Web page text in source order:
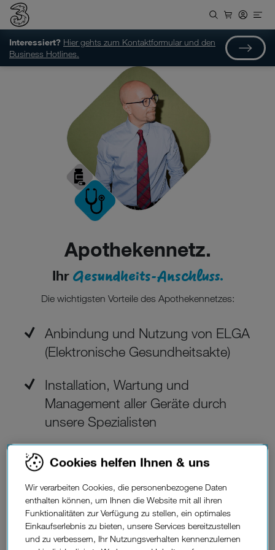
Interessiert? Hier gehts zum Kontaktformular und den
Business Hotlines.
Apothekennetz.
Ihr Gesundheits-Anschluss.
Die wichtigsten Vorteile des Apothekennetzes:
Anbindung und Nutzung von ELGA
(Elektronische Gesundheitsakte)
Installation, Wartung und
Management aller Geräte durch
unsere Spezialisten
Lesegeräte der neuen Generation
GINO und GINO Satellit
Spezielle Service Level Agreements
Cookies helfen Ihnen & uns
Wir verarbeiten Cookies, die personenbezogene Daten
enthalten können, um Ihnen die Website mit all ihren
Funktionalitäten zur Verfügung zu stellen, ein optimales
Einkaufserlebnis zu bieten, unsere Services bereitzustellen
und zu verbessern, Ihr Nutzungsverhalten kennenzulernen